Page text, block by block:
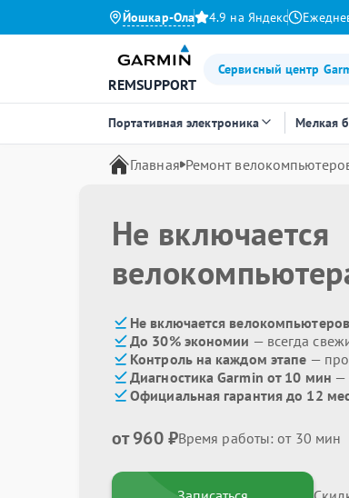
Йошкар-Ола 4.9 на Яндекс
REMSUPPORT
Сервисный центр
Портативная электроника Мелкая
Главная Ремонт
Не включается
Не включается
До 30% экономии — всегда
Контроль на каждом этапе —
Диагностика Garmin от 10 мин —
Официальная гарантия до 12
от 960 ₽Время работы: от 30 мин